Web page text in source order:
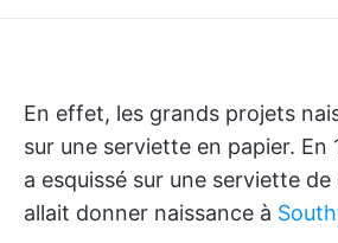
En effet, les grands projets
sur une serviette en papier. En
a esquissé sur une serviette
allait donner naissance à